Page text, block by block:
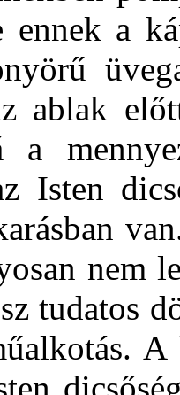
ennek a
ablak
a
Isten
nem
tudatos
A